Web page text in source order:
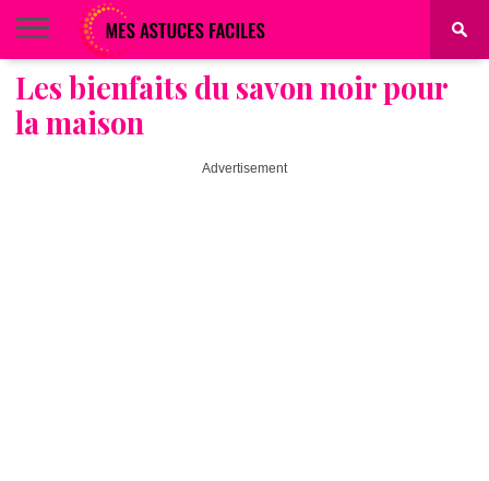
BEAUTÉ
COIFFURE
ALIMENTATION
MAQUILLAGE
MAISON
Les bienfaits du savon noir pour
la maison
Advertisement